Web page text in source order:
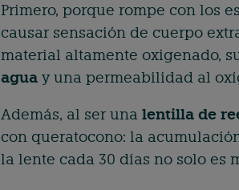
Primero, porque rompe con los
causar sensación de cuerpo
material altamente oxigenado,
aguay una permeabilidad al
Además, al ser una lentilla de
con queratocono: la
la lente cada 30 días no solo es